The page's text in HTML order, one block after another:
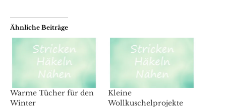
Ähnliche Beiträge
Warme Tücher für den
Winter
Kleine
Wollkuschelprojekte